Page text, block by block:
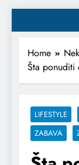
Home
Šta ponuditi
LIFESTYLE
ZABAVA